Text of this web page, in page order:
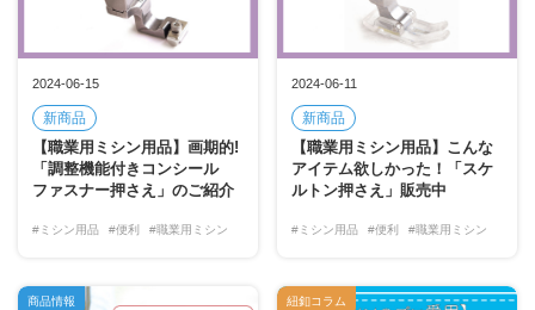
2024-06-15
新商品
【職業用ミシン用品】画期的!
「調整機能付きコンシール
ファスナー押さえ」のご紹介
#ミシン用品 #便利 #職業用ミシン
2024-06-11
新商品
【職業用ミシン用品】こんな
アイテム欲しかった！「スケ
ルトン押さえ」販売中
#ミシン用品 #便利 #職業用ミシン
商品情報 紐釦コラム